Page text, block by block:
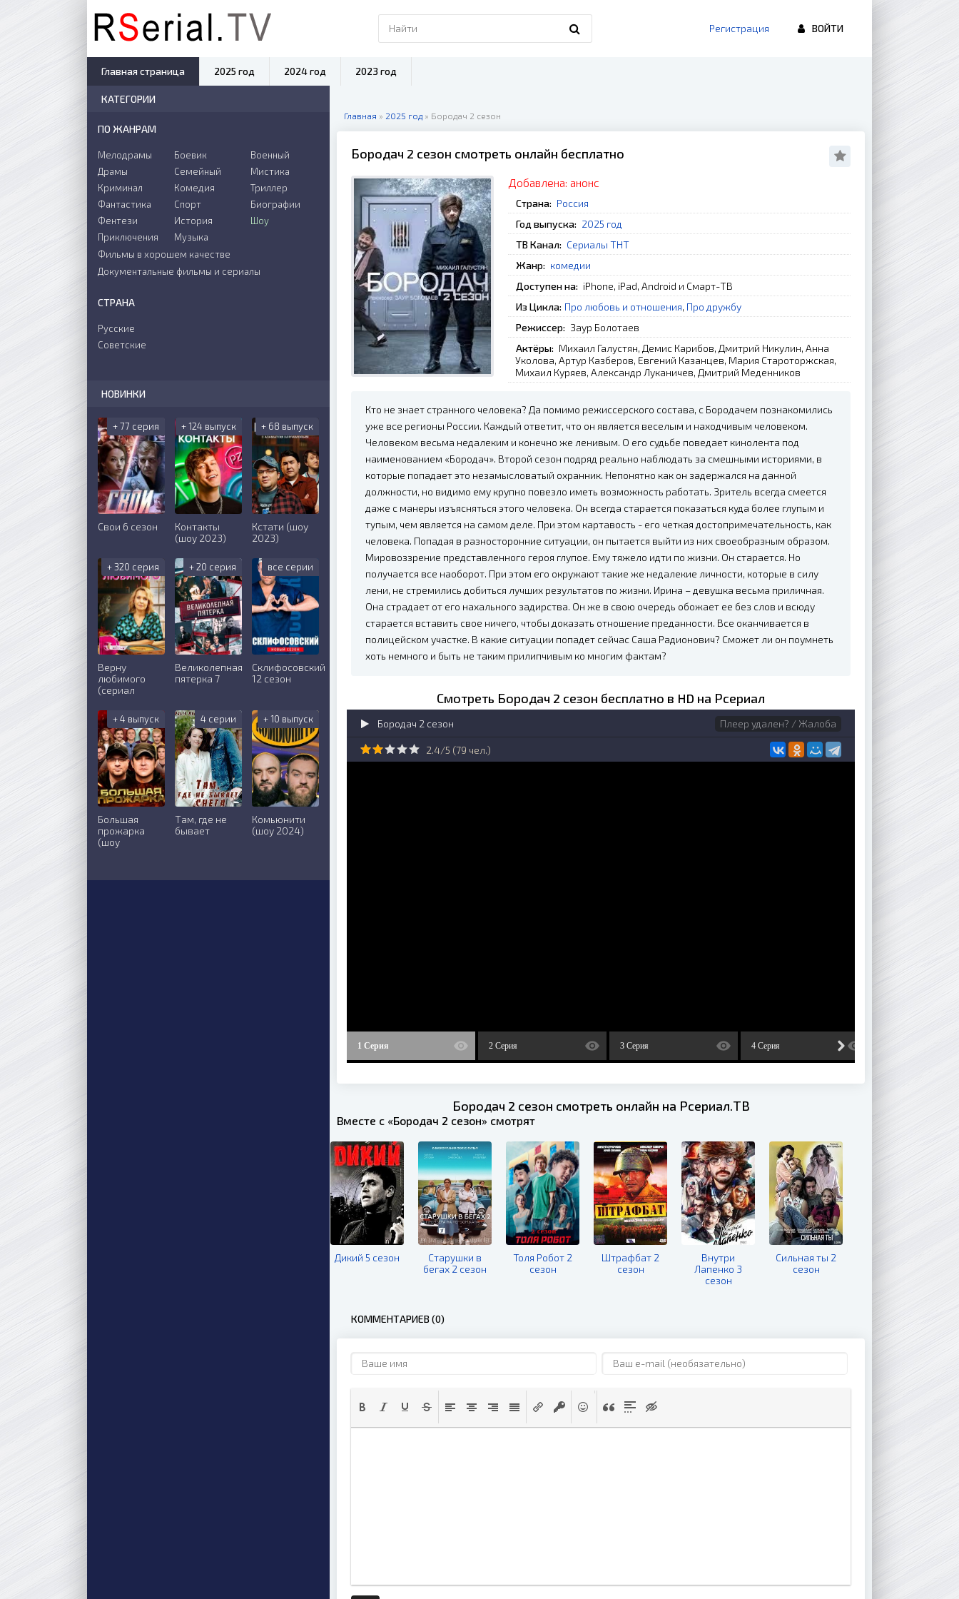
Главная » 2025 год » Бородач 2 сезон
Бородач 2 сезон смотреть онлайн бесплатно
Добавлена: анонс
Страна: Россия
Год выпуска: 2025 год
ТВ Канал: Сериалы ТНТ
Жанр: комедии
Доступен на: iPhone, iPad, Android и Смарт-ТВ
Из Цикла: Про любовь и отношения, Про дружбу
Режиссер: Заур Болотаев
Актёры: Михаил Галустян, Демис Карибов, Дмитрий Никулин, Анна
Уколова, Артур Казберов, Евгений Казанцев, Мария Староторжская,
Михаил Куряев, Александр Луканичев, Дмитрий Меденников
Кто не знает странного человека? Да помимо режиссерского состава, с Бородачем познакомились
уже все регионы России. Каждый ответит, что он является веселым и находчивым человеком.
Человеком весьма недалеким и конечно же ленивым. О его судьбе поведает кинолента под
наименованием «Бородач». Второй сезон подряд реально наблюдать за смешными историями, в
которые попадает это незамысловатый охранник. Непонятно как он задержался на данной
должности, но видимо ему крупно повезло иметь возможность работать. Зритель всегда смеется
даже с манеры изъясняться этого человека. Он всегда старается показаться куда более глупым и
тупым, чем является на самом деле. При этом картавость - его четкая достопримечательность, как
человека. Попадая в разносторонние ситуации, он пытается выйти из них своеобразным образом.
Мировоззрение представленного героя глупое. Ему тяжело идти по жизни. Он старается. Но
получается все наоборот. При этом его окружают такие же недалекие личности, которые в силу
лени, не стремились добиться лучших результатов по жизни. Ирина – девушка весьма приличная.
Она страдает от его нахального задирства. Он же в свою очередь обожает ее без слов и всюду
старается вставить свое ничего, чтобы доказать отношение преданности. Все оканчивается в
полицейском участке. В какие ситуации попадет сейчас Саша Радионович? Сможет ли он поумнеть
хоть немного и быть не таким прилипчивым ко многим фактам?
Смотреть Бородач 2 сезон бесплатно в HD на Рсериал
Бородач 2 сезон Плеер удален? / Жалоба
2.4/5 (79 чел.)
1 Серия 2 Серия 3 Серия 4 Серия
Бородач 2 сезон смотреть онлайн на Рсериал.ТВ
Вместе с «Бородач 2 сезон» смотрят
Дикий 5 сезон
Старушки в
бегах 2 сезон
Толя Робот 2
сезон
Штрафбат 2
сезон
Внутри
Лапенко 3
сезон
Сильная ты 2
сезон
КОММЕНТАРИЕВ (0)
КАТЕГОРИИ
ПО ЖАНРАМ
Мелодрамы
Драмы
Криминал
Боевик
Семейный
Комедия
Военный
Мистика
Триллер
Фантастика
Фентези
Приключения
Спорт
История
Музыка
Биографии
Шоу
Фильмы в хорошем качестве
Документальные фильмы и сериалы
СТРАНА
Русские
Советские
НОВИНКИ
+ 77 серия
Свои 6 сезон
+ 124 выпуск
Контакты
(шоу 2023)
+ 68 выпуск
Кстати (шоу
2023)
+ 320 серия
Верну
любимого
(сериал
+ 20 серия
Великолепная
пятерка 7
все серии
Склифосовский
12 сезон
+ 4 выпуск
Большая
прожарка
(шоу
4 серии
Там, где не
бывает
+ 10 выпуск
Комьюнити
(шоу 2024)
Регистрация ВОЙТИ
Главная страница 2025 год 2024 год 2023 год